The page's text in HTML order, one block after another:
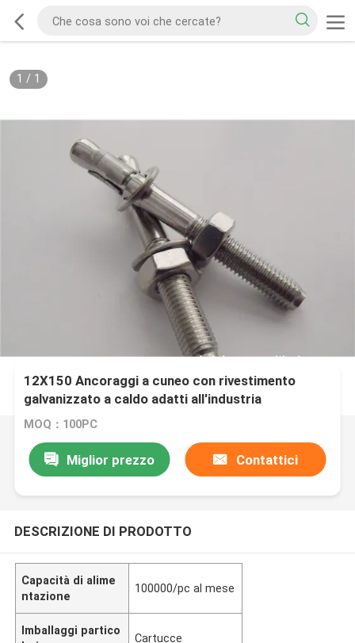
1 / 1
12X150 Ancoraggi a cuneo con rivestimento
galvanizzato a caldo adatti all'industria
MOQ：100PC
Miglior prezzo Contattici
DESCRIZIONE DI PRODOTTO
Capacità di alime
ntazione
100000/pc al mese
Imballaggi partico
Cartucce